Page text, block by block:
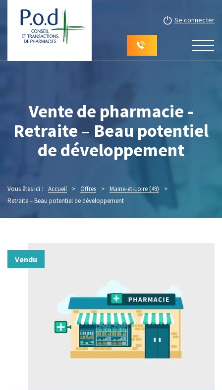
Se connecter
Vente de pharmacie -
Retraite – Beau potentiel
de développement
Vous êtes ici : Accueil > Offres > Maine-et-Loire (49)
>
Retraite – Beau potentiel de développement
Vendu